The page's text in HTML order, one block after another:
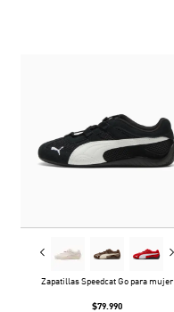
Zapatillas Speedcat Go para mujer
$79.990